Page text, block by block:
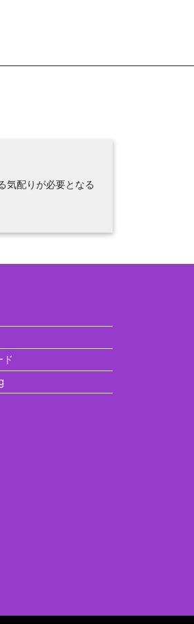
気配りが必要となる
ド